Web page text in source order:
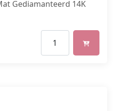
Gediamanteerd 14K